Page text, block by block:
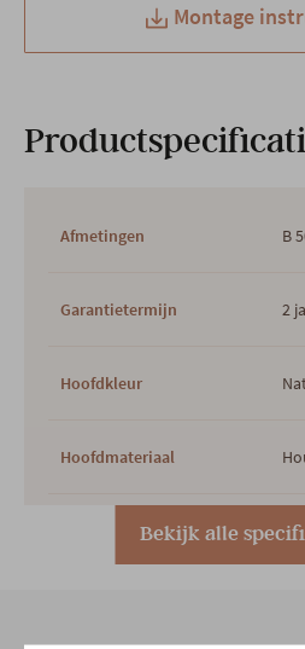
Montage
Bekijk alle
Afmetingen B
Garantietermijn 2
Hoofdkleur
Hoofdmateriaal